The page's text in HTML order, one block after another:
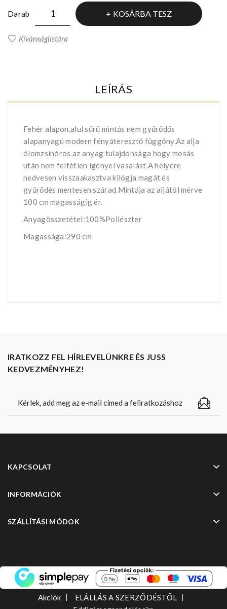
Darab KOSÁRBA TESZ
Kívánságlistára
LEÍRÁS
Fehér alapon,alul sűrű mintás nem gyűrődős
alapanyagú modern fényáteresztő függöny.Az alja
ólomzsinóros,az anyag tulajdonsága hogy mosás
után nem feltétlen igényel vasalást.A helyére
nedvesen visszaakasztva kilógja magát és
gyűrődés mentesen szárad.Mintája az aljától mérve
100 cm magasságig ér.
Anyagösszetétel:100%Poliészter
Magassága:290 cm
IRATKOZZ FEL HÍRLEVELÜNKRE ÉS JUSS
KEDVEZMÉNYHEZ!
KAPCSOLAT
INFORMÁCIÓK
SZÁLLÍTÁSI MÓDOK
Akciók
ELÁLLÁS A SZERZŐDÉSTŐL